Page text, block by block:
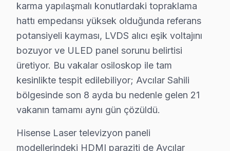
Avcılar'de Hisense servisiyle kurulan güven ilişkisini
Ticari güven: Fiyat şeffaflığı, faturada parça detayı,
İlişkisel güven: 11 yıl boyunca Avcılar'de kurulan
Avrupa Yakası'nda yer alan Avcılar'nin servis
Avcılar'nin karma yapılaşmalı ağırlıklı konut
Komşu ilçelerle karşılaştırıldığında Avcılar'nin
Neden Avcılar'de Hisense teknik desteği
Avcılar Hisense TV Ekran Anakart Profesyonel Servis ve Tamir
karma yapılaşmalı konutlardaki topraklama
hattı empedansı yüksek olduğunda referans
potansiyeli kayması, LVDS alıcı eşik voltajını
bozuyor ve ULED panel sorunu belirtisi
üretiyor. Bu vakalar osiloskop ile tam
kesinlikte tespit edilebiliyor; Avcılar Sahili
bölgesinde son 8 ayda bu nedenle gelen 21
vakanın tamamı aynı gün çözüldü.
Hisense Laser televizyon paneli
modellerindeki HDMI paraziti de Avcılar